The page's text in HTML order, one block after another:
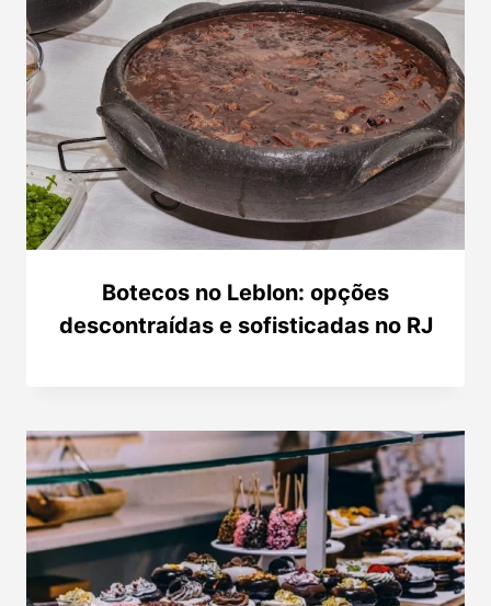
Botecos no Leblon: opções
descontraídas e sofisticadas no RJ